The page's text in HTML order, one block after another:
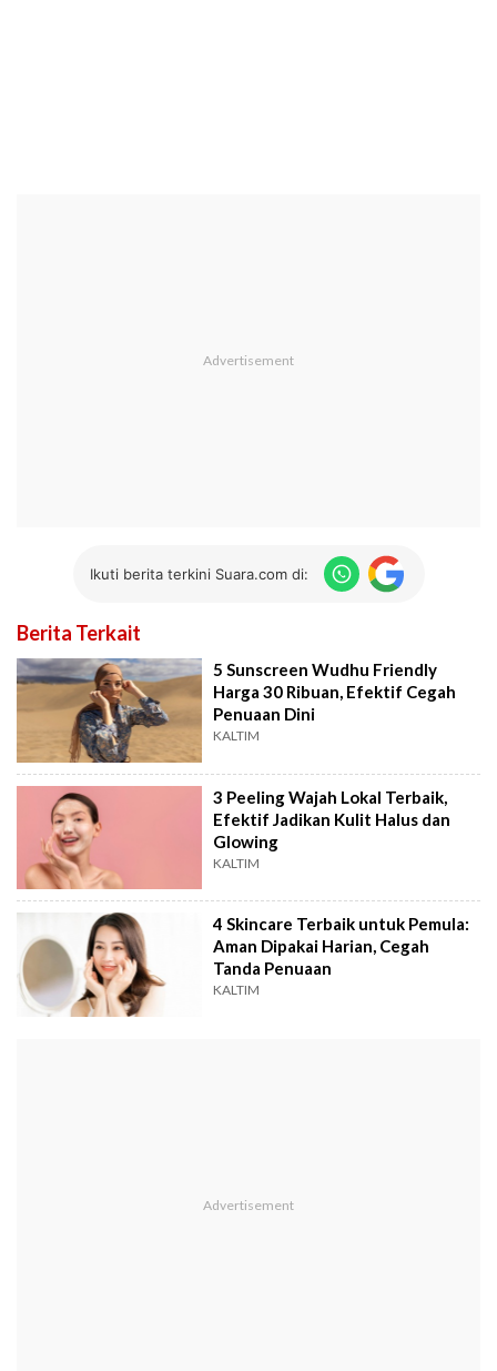
Ikuti berita terkini Suara.com di:
Berita Terkait
5 Sunscreen Wudhu Friendly
Harga 30 Ribuan, Efektif Cegah
Penuaan Dini
KALTIM
3 Peeling Wajah Lokal Terbaik,
Efektif Jadikan Kulit Halus dan
Glowing
KALTIM
4 Skincare Terbaik untuk Pemula:
Aman Dipakai Harian, Cegah
Tanda Penuaan
KALTIM